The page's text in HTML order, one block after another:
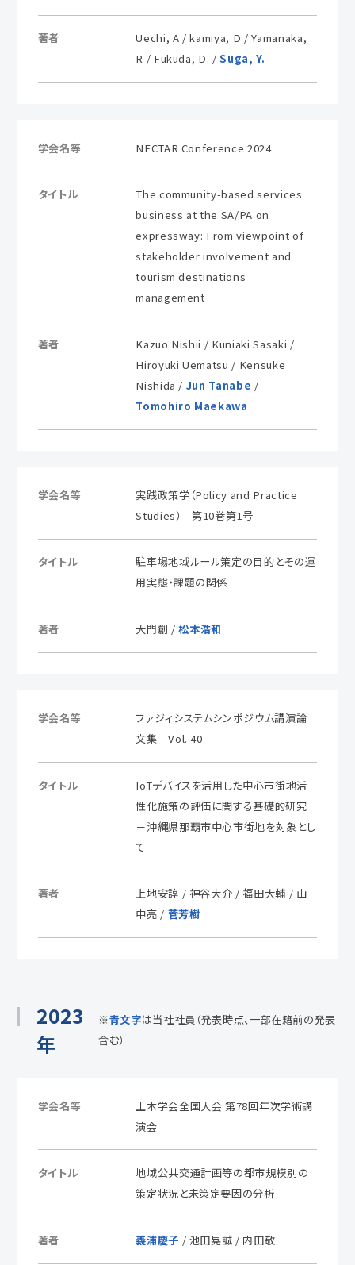
著者
Uechi, A / kamiya, D / Yamanaka,
R / Fukuda, D. /Suga, Y.
学会名等 NECTAR Conference 2024
タイトル
The community-based services
business at the SA/PA on
expressway: From viewpoint of
stakeholder involvement and
tourism destinations
management
著者
Kazuo Nishii / Kuniaki Sasaki /
Hiroyuki Uematsu / Kensuke
Nishida / Jun Tanabe /
Tomohiro Maekawa
学会名等
実践政策学（Policy and Practice
Studies） 第10巻第1号
タイトル
駐車場地域ルール策定の目的とその運
用実態・課題の関係
著者 大門創 /松本浩和
学会名等
ファジィシステムシンポジウム講演論
文集 Vol. 40
タイトル
IoTデバイスを活用した中心市街地活
性化施策の評価に関する基礎的研究
－沖縄県那覇市中心市街地を対象とし
て－
著者
上地安諄 / 神谷大介 / 福田大輔 / 山
中亮 / 菅芳樹
2023
年
※青文字は当社社員（発表時点、一部在籍前の発表
含む）
学会名等
土木学会全国大会 第78回年次学術講
演会
タイトル
地域公共交通計画等の都市規模別の
策定状況と未策定要因の分析
著者 義浦慶子 / 池田晃誠 / 内田敬